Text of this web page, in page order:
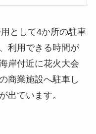
として4か所の駐車
利用できる時間が
岸付近に花火大会
商業施設へ駐車し
出ています。